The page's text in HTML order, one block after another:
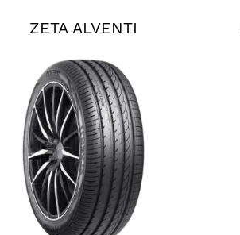
ZETA ALVENTI